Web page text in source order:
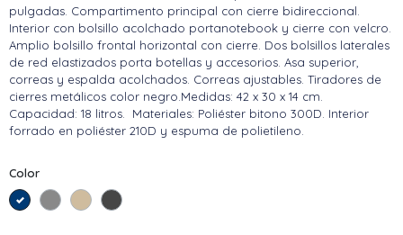
pulgadas. Compartimento principal con cierre bidireccional.
Interior con bolsillo acolchado portanotebook y cierre con velcro.
Amplio bolsillo frontal horizontal con cierre. Dos bolsillos laterales
de red elastizados porta botellas y accesorios. Asa superior,
correas y espalda acolchados. Correas ajustables. Tiradores de
cierres metálicos color negro.Medidas: 42 x 30 x 14 cm.
Capacidad: 18 litros. Materiales: Poliéster bitono 300D. Interior
forrado en poliéster 210D y espuma de polietileno.
Color
Azul
Gris claro
BeigeGris Oscuro